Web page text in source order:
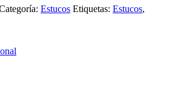
Estucos Etiquetas: Estucos,